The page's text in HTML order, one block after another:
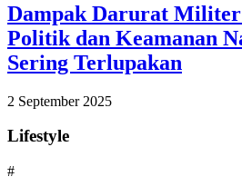
Dampak Darurat
Politik dan Keamanan
Sering Terlupakan
2 September 2025
Lifestyle
#